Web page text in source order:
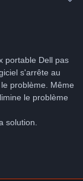
portable Dell pas
s'arrête au
problème. Même
le problème
solution.